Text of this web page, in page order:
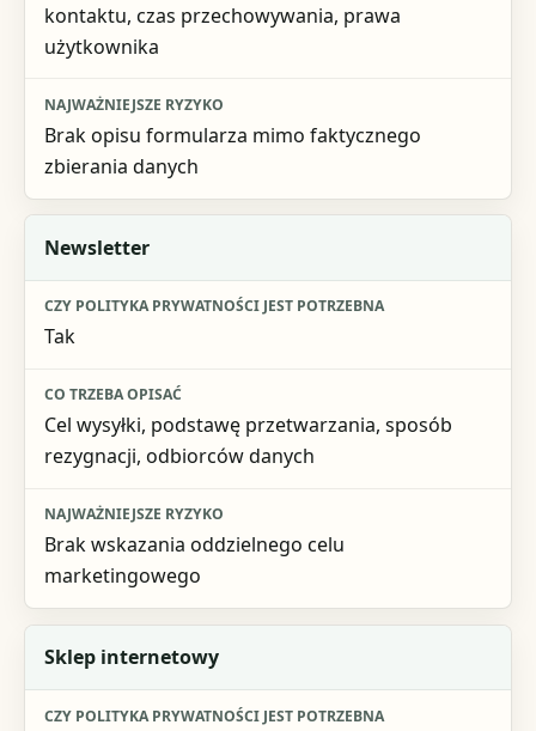
kontaktu, czas przechowywania, prawa
użytkownika
Brak opisu formularza mimo faktycznego
zbierania danych
Newsletter
Tak
Cel wysyłki, podstawę przetwarzania, sposób
rezygnacji, odbiorców danych
Brak wskazania oddzielnego celu
marketingowego
Sklep internetowy